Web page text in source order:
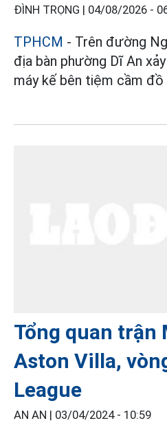
ĐÌNH TRỌNG | 04/08/2026 -
TPHCM - Trên đường
địa bàn phường Dĩ An
máy kế bên tiệm cầm
Tổng quan trận
Aston Villa,
League
AN AN | 03/04/2024 - 10:59